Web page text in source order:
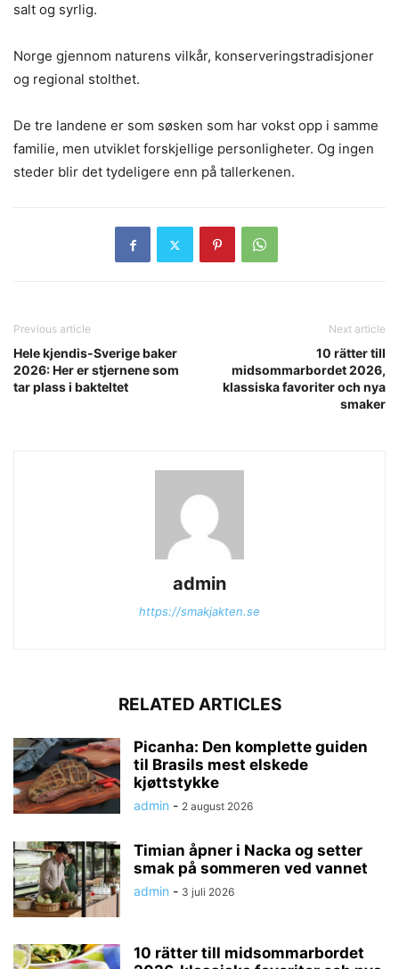
salt og syrlig.
Norge gjennom naturens vilkår, konserveringstradisjoner
og regional stolthet.
De tre landene er som søsken som har vokst opp i samme
familie, men utviklet forskjellige personligheter. Og ingen
steder blir det tydeligere enn på tallerkenen.
Previous article
Hele kjendis-Sverige baker
2026: Her er stjernene som
tar plass i bakteltet
Next article
10 rätter till
midsommarbordet 2026,
klassiska favoriter och nya
smaker
admin
https://smakjakten.se
RELATED ARTICLES
Picanha: Den komplette guiden
til Brasils mest elskede
kjøttstykke
admin - 2 august 2026
Timian åpner i Nacka og setter
smak på sommeren ved vannet
admin - 3 juli 2026
10 rätter till midsommarbordet